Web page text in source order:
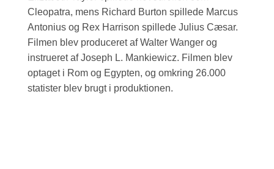
Cleopatra, mens Richard Burton spillede Marcus
Antonius og Rex Harrison spillede Julius Cæsar.
Filmen blev produceret af Walter Wanger og
instrueret af Joseph L. Mankiewicz. Filmen blev
optaget i Rom og Egypten, og omkring 26.000
statister blev brugt i produktionen.